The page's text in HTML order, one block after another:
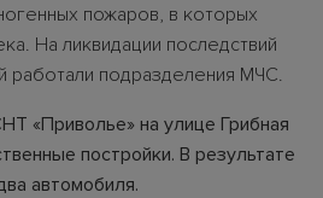
пожаров, в которых
На ликвидации последствий
работали подразделения МЧС.
«Приволье» на улице Грибная
постройки. В результате
автомобиля.